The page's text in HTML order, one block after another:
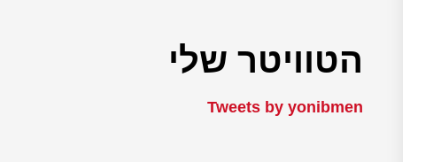
הטוויטר שלי
Tweets by yonibmen